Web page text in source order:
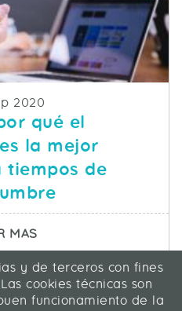
de publicacion
2020
qué el
la mejor
tiempos de
MASSOBRE COVID-19:
Avanzadas SL
28039 Madrid
y de terceros con fines
cookies técnicas son
funcionamiento de la